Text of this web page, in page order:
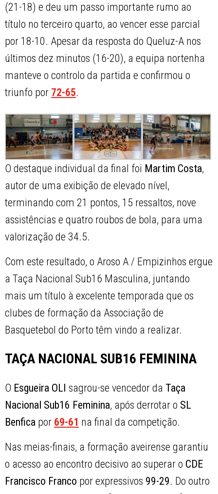
(21-18) e deu um passo importante rumo ao
título no terceiro quarto, ao vencer esse parcial
por 18-10. Apesar da resposta do Queluz-A nos
últimos dez minutos (16-20), a equipa nortenha
manteve o controlo da partida e confirmou o
triunfo por 72-65.
O destaque individual da final foi Martim Costa,
autor de uma exibição de elevado nível,
terminando com 21 pontos, 15 ressaltos, nove
assistências e quatro roubos de bola, para uma
valorização de 34.5.
Com este resultado, o Aroso A / Empizinhos ergue
a Taça Nacional Sub16 Masculina, juntando
mais um título à excelente temporada que os
clubes de formação da Associação de
Basquetebol do Porto têm vindo a realizar.
TAÇA NACIONAL SUB16 FEMININA
O Esgueira OLI sagrou-se vencedor da Taça
Nacional Sub16 Feminina, após derrotar o SL
Benfica por 69-61 na final da competição.
Nas meias-finais, a formação aveirense garantiu
o acesso ao encontro decisivo ao superar o CDE
Francisco Franco por expressivos 99-29. Do outro